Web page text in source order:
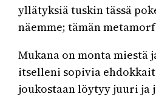
yllätyksiä tuskin tässä
näemme; tämän
Mukana on monta miestä
itselleni sopivia
joukostaan löytyy juuri